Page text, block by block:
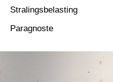
Stralingsbelasting
Paragnoste